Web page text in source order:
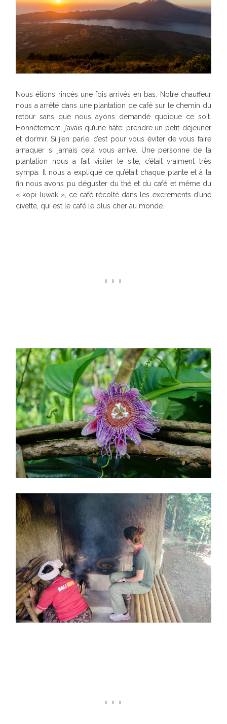
Nous étions rincés une fois arrivés en bas. Notre chauffeur
nous a arrêté dans une plantation de café sur le chemin du
retour sans que nous ayons demandé quoique ce soit.
Honnêtement, j’avais qu’une hâte: prendre un petit-déjeuner
et dormir. Si j’en parle, c’est pour vous éviter de vous faire
arnaquer si jamais cela vous arrive. Une personne de la
plantation nous a fait visiter le site, c’était vraiment très
sympa. Il nous a expliqué ce qu’était chaque plante et à la
fin nous avons pu déguster du thé et du café et même du
« kopi luwak », ce café récolté dans les excréments d’une
civette, qui est le café le plus cher au monde.